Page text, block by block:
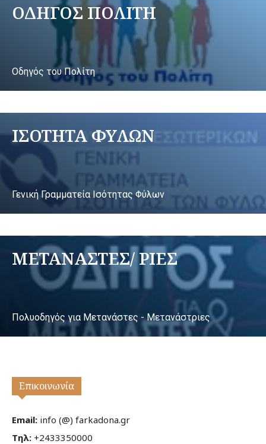
ΟΔΗΓΟΣ ΠΟΛΙΤΗ
Οδηγός του Πολίτη
ΙΣΟΤΗΤΑ ΦΥΛΩΝ
Γενική Γραμματεία Ισότητας Φύλων
ΜΕΤΑΝΑΣΤΕΣ/ ΡΙΕΣ
Πολυοδηγός για Μετανάστες - Μετανάστριες
Επικοινωνία
Email: info (@) farkadona.gr
Τηλ: +2433350000